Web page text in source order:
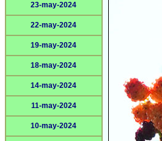
23-may-2024
22-may-2024
19-may-2024
18-may-2024
14-may-2024
11-may-2024
10-may-2024